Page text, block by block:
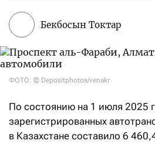
Бекбосын Токтар
ФОТО: © Depositphotos/venakr
По состоянию на 1 июля 2025
зарегистрированных
в Казахстане составило 6